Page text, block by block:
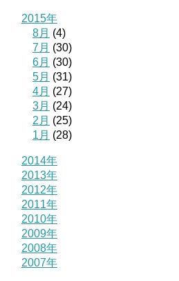
2015年
8月 (4)
7月 (30)
6月 (30)
5月 (31)
4月 (27)
3月 (24)
2月 (25)
1月 (28)
2014年
2013年
2012年
2011年
2010年
2009年
2008年
2007年